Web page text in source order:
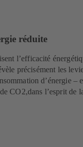
réduite
l’efficacité
précisément les
d’énergie –
CO2,dans l’esprit de